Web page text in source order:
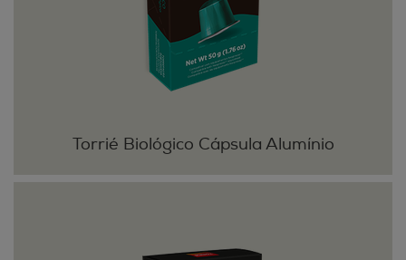
Torrié Biológico Cápsula Alumínio